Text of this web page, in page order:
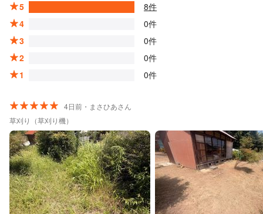
5
8件
4
0件
3
0件
2
0件
1
0件
4日前・まさひあさん
草刈り（草刈り機）